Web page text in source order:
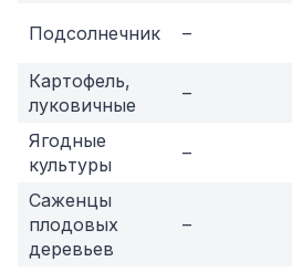
Подсолнечник –
Картофель,
луковичные
–
Ягодные
культуры
–
Саженцы
плодовых
деревьев
–